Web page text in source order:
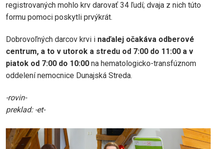
registrovaných mohlo krv darovať 34 ľudí; dvaja z nich túto
formu pomoci poskytli prvýkrát.
Dobrovoľných darcov krvi i naďalej očakáva odberové
centrum, a to v utorok a stredu od 7:00 do 11:00 a v
piatok od 7:00 do 10:00 na hematologicko-transfúznom
oddelení nemocnice Dunajská Streda.
-rovin-
preklad: -et-